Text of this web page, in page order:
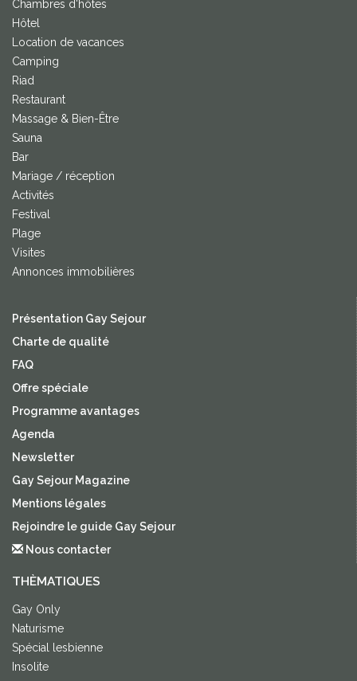
Chambres d'hôtes
Hôtel
Location de vacances
Camping
Riad
Restaurant
Massage & Bien-Être
Sauna
Bar
Mariage / réception
Activités
Festival
Plage
Visites
Annonces immobilières
Présentation Gay Sejour
Charte de qualité
FAQ
Offre spéciale
Programme avantages
Agenda
Newsletter
Gay Sejour Magazine
Mentions légales
Rejoindre le guide Gay Sejour
Nous contacter
THÈMATIQUES
Gay Only
Naturisme
Spécial lesbienne
Insolite